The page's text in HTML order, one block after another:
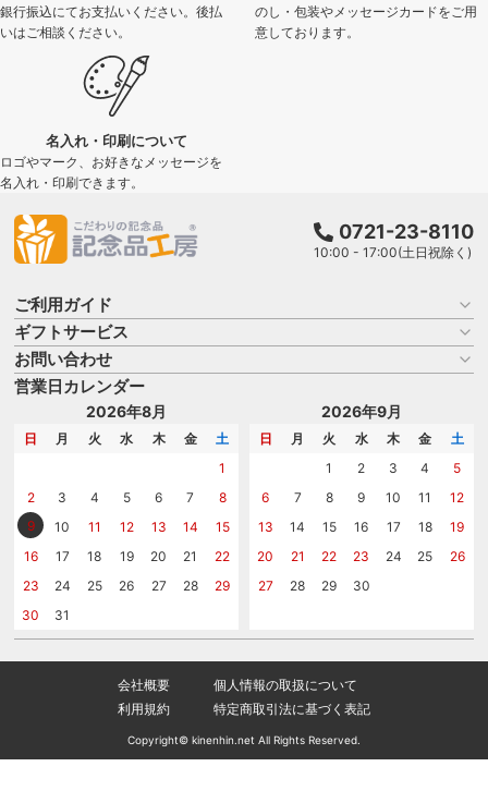
銀行振込にてお支払いください。後払
いはご相談ください。
のし・包装やメッセージカードをご用
意しております。
名入れ・印刷について
ロゴやマーク、お好きなメッセージを
名入れ・印刷できます。
0721-23-8110
10:00 - 17:00(土日祝除く)
ご利用ガイド
お買い物ガイド
よくある質問
はじめての記念品選び
記念品工房の使い方
ギフトサービス
名入れについて
のし
メッセージカード
お問い合わせ
商品選びを相談する
名入れについて相談する
カタログを請求する
営業日カレンダー
2026年8月
日 月 火 水 木 金
土
1
2
3 4 5 6 7
8
9
10 11 12 13 14
15
16
17 18 19 20 21
22
23
24 25 26 27 28
29
30
31
2026年9月
日 月 火 水 木 金
土
1
2 3 4
5
6
7 8 9 10 11
12
13
14 15 16 17 18
19
20
21 22 23 24 25
26
27
28 29 30
会社概要
個人情報の取扱について
利用規約
特定商取引法に基づく表記
Copyright© kinenhin.net All Rights Reserved.